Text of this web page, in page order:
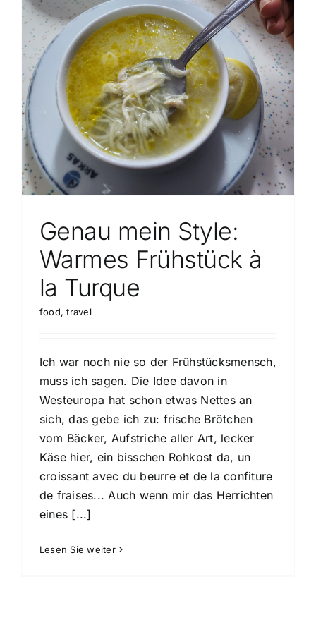
Genau mein Style:
Warmes Frühstück à
la Turque
food,travel
Ich war noch nie so der Frühstücksmensch,
muss ich sagen. Die Idee davon in
Westeuropa hat schon etwas Nettes an
sich, das gebe ich zu: frische Brötchen
vom Bäcker, Aufstriche aller Art, lecker
Käse hier, ein bisschen Rohkost da, un
croissant avec du beurre et de la confiture
de fraises... Auch wenn mir das Herrichten
eines [...]
Lesen Sie weiter